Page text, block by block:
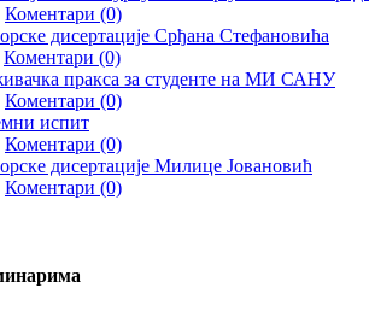
Коментари (0)
дисертације Срђана Стефановића
Коментари (0)
пракса за студенте на МИ САНУ
Коментари (0)
испит
Коментари (0)
дисертације Милице Јовановић
Коментари (0)